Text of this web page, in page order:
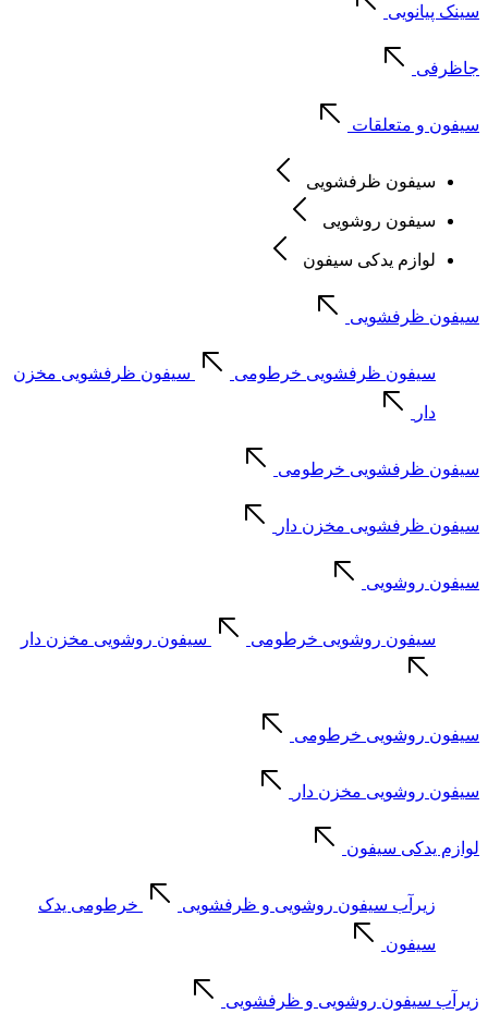
سینک پیانویی
جاظرفی
سیفون و متعلقات
سیفون ظرفشویی
سیفون روشویی
لوازم یدکی سیفون
سیفون ظرفشویی
سیفون ظرفشویی خرطومی سیفون ظرفشویی مخزن
دار
سیفون ظرفشویی خرطومی
سیفون ظرفشویی مخزن دار
سیفون روشویی
سیفون روشویی خرطومی سیفون روشویی مخزن دار
سیفون روشویی خرطومی
سیفون روشویی مخزن دار
لوازم یدکی سیفون
زیرآب سیفون روشویی و ظرفشویی خرطومی یدک
سیفون
زیرآب سیفون روشویی و ظرفشویی